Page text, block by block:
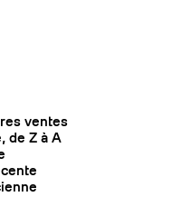
ventes
de Z à A